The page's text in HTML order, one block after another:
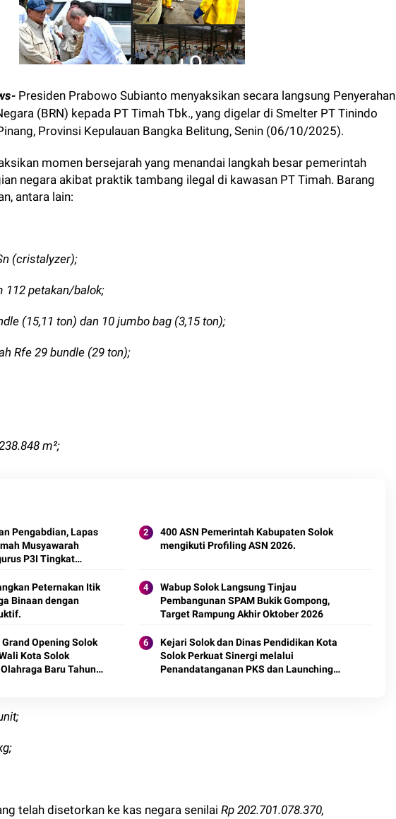
Presiden Prabowo Subianto menyaksikan secara langsung Penyerahan
(BRN) kepada PT Timah Tbk., yang digelar di Smelter PT Tinindo
Provinsi Kepulauan Bangka Belitung, Senin (06/10/2025).
momen bersejarah yang menandai langkah besar pemerintah
negara akibat praktik tambang ilegal di kawasan PT Timah. Barang
antara lain:
(cristalyzer);
112 petakan/balok;
(15,11 ton) dan 10 jumbo bag (3,15 ton);
Rfe 29 bundle (29 ton);
m²;
Pengabdian, Lapas
Musyawarah
P3I Tingkat
400 ASN Pemerintah Kabupaten Solok
mengikuti Profiling ASN 2026.
Peternakan Itik
Binaan dengan
Wabup Solok Langsung Tinjau
Pembangunan SPAM Bukik Gompong,
Target Rampung Akhir Oktober 2026
Opening Solok
Kota Solok
Baru Tahun
Kejari Solok dan Dinas Pendidikan Kota
Solok Perkuat Sinergi melalui
Penandatanganan PKS dan Launching
telah disetorkan ke kas negara senilai Rp 202.701.078.370,